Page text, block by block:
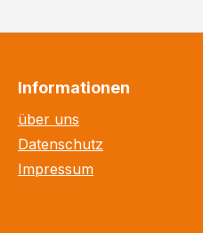
Informationen
über uns
Datenschutz
Impressum